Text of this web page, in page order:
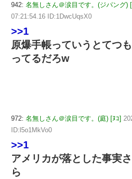
942: 名無しさん＠涙目です。(ジパング)
07:21:54.16 ID:1DwcUqsX0
>>1
原爆手帳っていうとてつ
ってるだろw
972: 名無しさん＠涙目です。(庭) [ﾇｺ]
ID:l5o1MkVo0
>>1
アメリカが落とした事実
ら